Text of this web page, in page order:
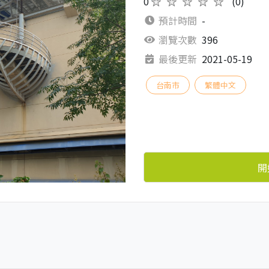
預計時間 -
瀏覽次數 396
最後更新 2021-05-19
台南市 繁體中文